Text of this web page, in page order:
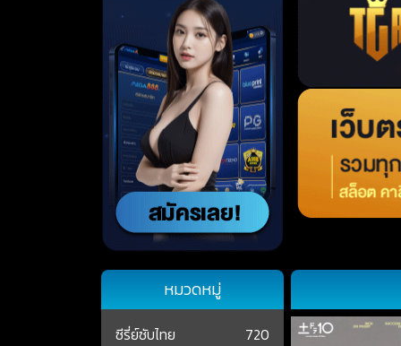
หมวดหมู่
ซีรี่ย์ซับไทย
720